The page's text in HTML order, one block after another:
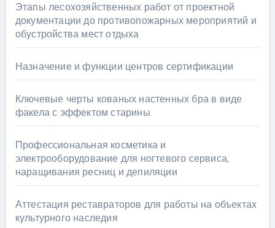
Этапы лесохозяйственных работ от проектной
документации до противопожарных мероприятий и
обустройства мест отдыха
Назначение и функции центров сертификации
Ключевые черты кованых настенных бра в виде
факела с эффектом старины
Профессиональная косметика и
электрооборудование для ногтевого сервиса,
наращивания ресниц и депиляции
Аттестация реставраторов для работы на объектах
культурного наследия